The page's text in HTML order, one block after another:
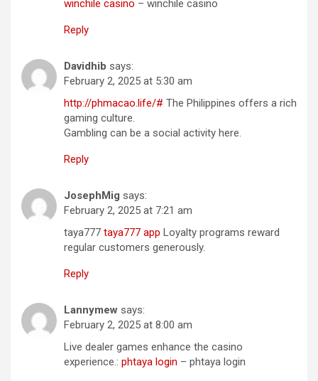
winchile casino – winchile casino
Reply
Davidhib says:
February 2, 2025 at 5:30 am
http://phmacao.life/# The Philippines offers a rich
gaming culture.
Gambling can be a social activity here.
Reply
JosephMig says:
February 2, 2025 at 7:21 am
taya777 taya777 app Loyalty programs reward
regular customers generously.
Reply
Lannymew says:
February 2, 2025 at 8:00 am
Live dealer games enhance the casino
experience.: phtaya login – phtaya login